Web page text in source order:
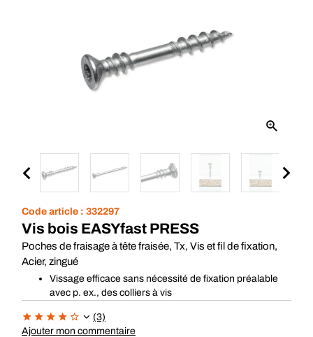
Code article : 332297
Vis bois EASYfast PRESS
Poches de fraisage à tête fraisée, Tx, Vis et fil de fixation,
Acier, zingué
Vissage efficace sans nécessité de fixation préalable
avec p. ex., des colliers à vis
(3)
Ajouter mon commentaire